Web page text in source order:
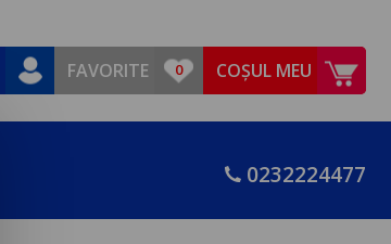
FAVORITE COȘUL MEU
0232224477